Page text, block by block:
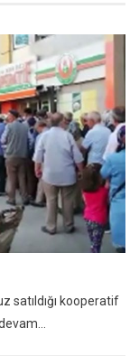
satıldığı kooperatif